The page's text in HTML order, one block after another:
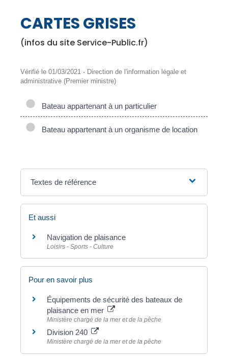
CARTES GRISES
(infos du site Service-Public.fr)
Vérifié le 01/03/2021 - Direction de l'information légale et
administrative (Premier ministre)
Bateau appartenant à un particulier
Bateau appartenant à un organisme de location
Textes de référence
Et aussi
Navigation de plaisance
Loisirs - Sports - Culture
Pour en savoir plus
Équipements de sécurité des bateaux de
plaisance en mer
Ministère chargé de la mer et de la pêche
Division 240
Ministère chargé de la mer et de la pêche